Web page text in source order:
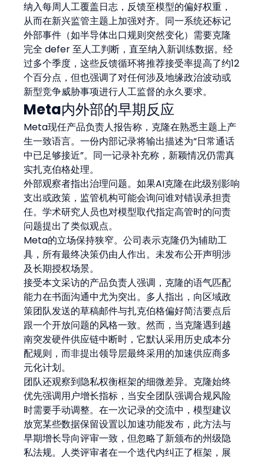
纳入每周人工覆盖日志，反馈至模型的偏好权重，
从而在新兴监管主题上加强对齐。同一系统还标记
外部事件（如半导体出口规则突然变化）需要克隆
完全 defer 至人工判断，直至纳入新训练数据。经
过多个季度，这些反馈循环将推荐接受率提高了约12
个百分点，但也强调了对任何涉及地缘政治波动或
新型竞争威胁事项进行人工监督的永久要求。
Meta内外部的早期反应
Meta现任产品负责人报告称，克隆在熟悉主题上产
生一致语言。一份内部记录将输出描述为“日常通话
中已足够接近”。同一记录补充称，新颖情况仍需真
实扎克伯格处理。
外部观察者指出治理问题。如果AI克隆在此级别影响
支出或政策，监管机构可能会询问谁对错误承担责
任。学术研究人员也对模型取代指定高管时的问责
问题提出了类似观点。
Meta的立场保持狭窄。公司表示克隆仍为辅助工
具，所有最终决策仍由人作出。未发布公开声明涉
及长期授权场景。
接受本文采访的产品负责人强调，克隆的语气匹配
能力在书面沟通中尤为突出。多人指出，向区域政
策团队发送的草稿邮件与扎克伯格偏好简洁要点后
跟一个开放问题的风格一致。然而，当克隆遇到越
南突发硬件供应链中断时，它默认采用历史成本分
配规则，而非提出领导层最终采用的加速供应商多
元化计划。
团队还观察到隐私权衡框架的细微差异。克隆始终
优先强调用户增长指标，当安全团队强调合规风险
时需要手动调整。在一次记录的交流中，模型建议
放宽某些数据保留设置以加速功能发布，此方法与
早期增长导向评审一致，但忽略了新颁布的州级隐
私法规。人类评审者在一个迭代内纠正了框架，展